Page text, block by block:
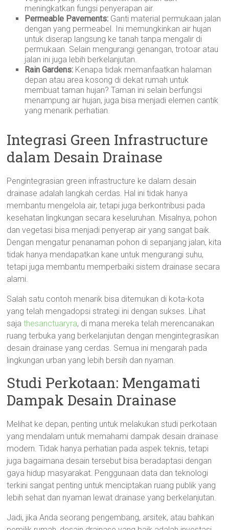
meningkatkan fungsi penyerapan air.
Permeable Pavements: Ganti material permukaan jalan
dengan yang permeabel. Ini memungkinkan air hujan
untuk diserap langsung ke tanah tanpa mengalir di
permukaan. Selain mengurangi genangan, trotoar atau
jalan ini juga lebih berkelanjutan.
Rain Gardens: Kenapa tidak memanfaatkan halaman
depan atau area kosong di dekat rumah untuk
membuat taman hujan? Taman ini selain berfungsi
menampung air hujan, juga bisa menjadi elemen cantik
yang menarik perhatian.
Integrasi Green Infrastructure
dalam Desain Drainase
Pengintegrasian green infrastructure ke dalam desain
drainase adalah langkah cerdas. Hal ini tidak hanya
membantu mengelola air, tetapi juga berkontribusi pada
kesehatan lingkungan secara keseluruhan. Misalnya, pohon
dan vegetasi bisa menjadi penyerap air yang sangat baik.
Dengan mengatur penanaman pohon di sepanjang jalan, kita
tidak hanya mendapatkan kane untuk mengurangi suhu,
tetapi juga membantu memperbaiki sistem drainase secara
alami.
Salah satu contoh menarik bisa ditemukan di kota-kota
yang telah mengadopsi strategi ini dengan sukses. Lihat
sajathesanctuaryra, di mana mereka telah merencanakan
ruang terbuka yang berkelanjutan dengan mengintegrasikan
desain drainase yang cerdas. Semua ini mengarah pada
lingkungan urban yang lebih bersih dan nyaman.
Studi Perkotaan: Mengamati
Dampak Desain Drainase
Melihat ke depan, penting untuk melakukan studi perkotaan
yang mendalam untuk memahami dampak desain drainase
modern. Tidak hanya perhatian pada aspek teknis, tetapi
juga bagaimana desain tersebut bisa beradaptasi dengan
gaya hidup masyarakat. Penggunaan data dan teknologi
terkini sangat penting untuk menciptakan ruang publik yang
lebih sehat dan nyaman lewat drainase yang berkelanjutan.
Jadi, jika Anda seorang pengembang, arsitek, atau bahkan